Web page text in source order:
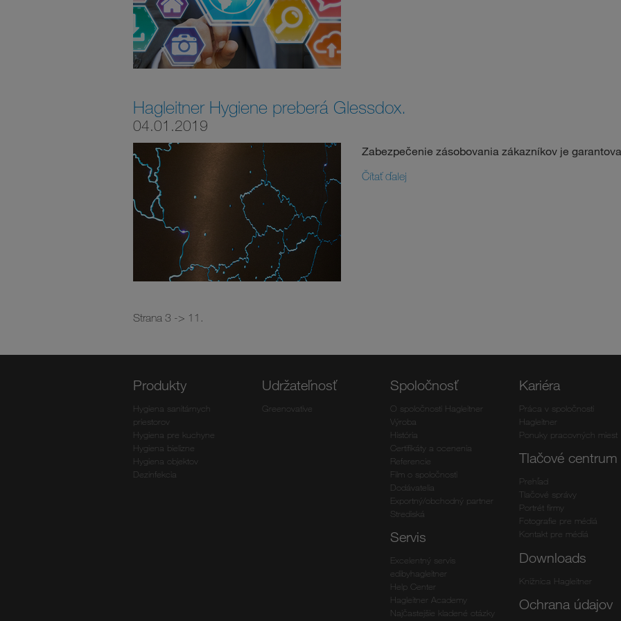
Hagleitner Hygiene preberá Glessdox.
04.01.2019
Zabezpečenie zásobovania zákazníkov je
Čítať ďalej
Strana 3 -> 11.
Produkty
Hygiena sanitárnych
priestorov
Hygiena pre kuchyne
Hygiena bielizne
Hygiena objektov
Dezinfekcia
Udržateľnosť
Greenovative
Spoločnosť
O spoločnosti Hagleitner
Výroba
História
Certifikáty a ocenenia
Referencie
Film o spoločnosti
Dodávatelia
Exportný/obchodný partner
Strediská
Servis
Excelentný servis
edibyhagleitner
Help Center
Hagleitner Academy
Najčastejšie kladené otázky
Kariéra
Práca v spoločnosti
Hagleitner
Ponuky pracovných miest
Tlačové centrum
Prehľad
Tlačové správy
Portrét firmy
Fotografie pre médiá
Kontakt pre médiá
Downloads
Knižnica Hagleitner
Ochrana údajov